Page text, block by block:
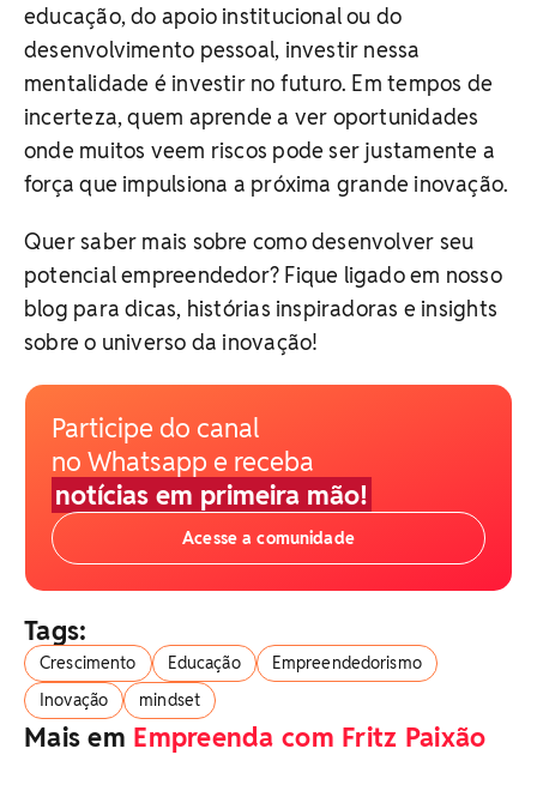
educação, do apoio institucional ou do
desenvolvimento pessoal, investir nessa
mentalidade é investir no futuro. Em tempos de
incerteza, quem aprende a ver oportunidades
onde muitos veem riscos pode ser justamente a
força que impulsiona a próxima grande inovação.
Quer saber mais sobre como desenvolver seu
potencial empreendedor? Fique ligado em nosso
blog para dicas, histórias inspiradoras e insights
sobre o universo da inovação!
Participe do canal
no Whatsapp e receba
notícias em primeira mão!
Acesse a comunidade
Tags:
Crescimento Educação
Empreendedorismo
Inovação
mindset
Mais em Empreenda com Fritz Paixão